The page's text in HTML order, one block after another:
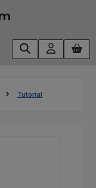
Tutorial